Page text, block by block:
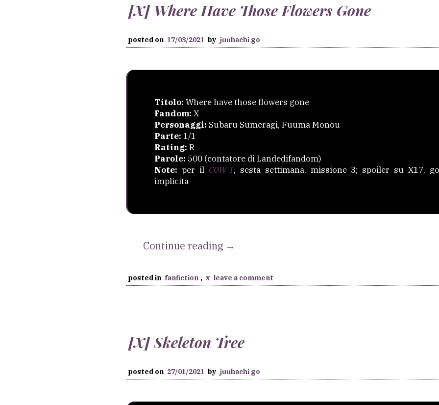
[X] Where Have Those Flowers Gone
posted on 17/03/2021 by juuhachi go
Titolo: Where have those flowers gone
Fandom: X
Personaggi: Subaru Sumeragi, Fuuma Monou
Parte: 1/1
Rating: R
Parole: 500 (contatore di Landedifandom)
Note: per il COW-T, sesta settimana, missione 3; spoiler su X17,
implicita
Continue reading “[X]
have
those
→
posted in fanfiction , x leave a comment
[X] Skeleton Tree
posted on 27/01/2021 by juuhachi go